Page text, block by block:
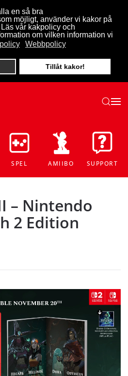
en så bra
möjligt, använder vi kakor på
vår kakpolicy och
om vilken information vi
Webbpolicy
Tillåt kakor!
SPEL AMIIBO SUPPORT
– Nintendo
2 Edition